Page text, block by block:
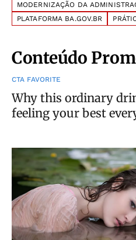
MODERNIZAÇÃO DA
PLATAFORMA BA.GOV.BR